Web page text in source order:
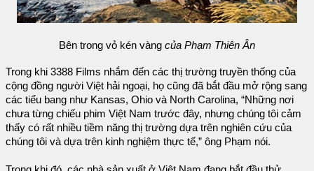
Bên trong vỏ kén vàng của Phạm Thiên Ân
Trong khi 3388 Films nhắm đến các thị trường truyền thống của
cộng đồng người Việt hải ngoại, họ cũng đã bắt đầu mở rộng sang
các tiểu bang như Kansas, Ohio và North Carolina, “Những nơi
chưa từng chiếu phim Việt Nam trước đây, nhưng chúng tôi cảm
thấy có rất nhiều tiềm năng thị trường dựa trên nghiên cứu của
chúng tôi và dựa trên kinh nghiệm thực tế,” ông Phạm nói.